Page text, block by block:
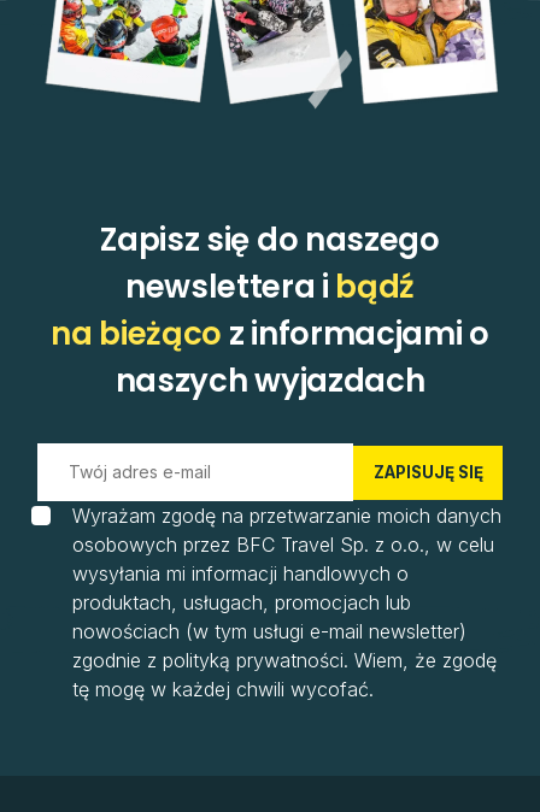
Zapisz się do naszego
newslettera i bądź
na bieżąco z informacjami o
naszych wyjazdach
ZAPISUJĘ SIĘ
Wyrażam zgodę na przetwarzanie moich danych
osobowych przez BFC Travel Sp. z o.o., w celu
wysyłania mi informacji handlowych o
produktach, usługach, promocjach lub
nowościach (w tym usługi e-mail newsletter)
zgodnie z polityką prywatności. Wiem, że zgodę
tę mogę w każdej chwili wycofać.